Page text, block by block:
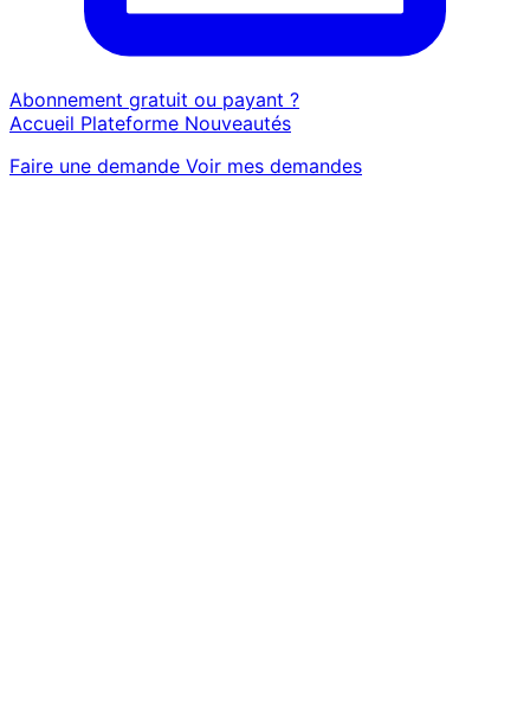
Abonnement gratuit ou payant ?
Accueil Plateforme Nouveautés
Faire une demande Voir mes demandes